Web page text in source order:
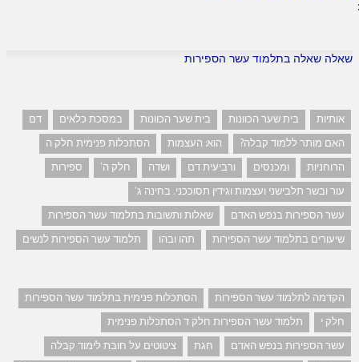
שאלה שאלה בתלמוד עשר הספירות
אותיות בית שער הכוונות בית שער הכוונות במסכת כלאים
דם
האם מותר ללמוד קבלה?
הוא: העצמות
הסתכלות פנימית חלק ה
הרוחניות
ומכנסים ורביעית דם ושדה חלק ה'
ספירות
עור ובשר תלבישני ועצמות וגידין תסוככני. בחינה ג'
עשר הספירות בנפש האדם
שאלות ותשובות בתלמוד עשר הספירות
שיעורים בתלמוד עשר הספירות
תהו ובהו תלמוד עשר הספירות לנשים
הקדמה לתלמוד עשר הספירות
הסתכלות פנימית בתלמוד עשר הספירות
חלק י
תלמוד עשר הספירות חלק ד הסתכלות פנימית
עשר הספירות בנפש האדם
חגת
ציטוטים על חובת לימוד קבלה